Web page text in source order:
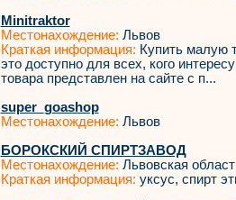
Minitraktor
Местонахождение: Львов
Краткая информация: Купить малую
это доступно для всех, кого
товара представлен на сайте с п...
super_goashop
Местонахождение: Львов
БОРОКСКИЙ СПИРТЗАВОД
Местонахождение: Львовская
Краткая информация: уксус, спирт